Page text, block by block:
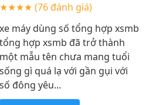
★★★★ (76 đánh giá)
xe máy dùng số tổng hợp xsmb
tổng hợp xsmb đã trở thành
một mẫu tên chưa mang tuổi
sống gì quá lạ với gần gụi với
số đông yêu...